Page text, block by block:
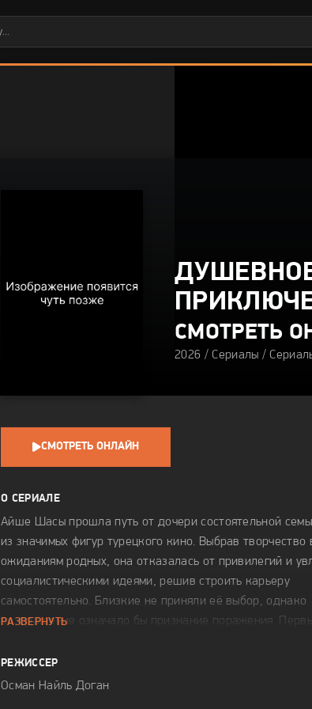
СМОТРЕТЬ
2026 /Сериалы /
СМОТРЕТЬ ОНЛАЙН
О СЕРИАЛЕ
Айше Шасы прошла путь от дочери состоятельной
из значимых фигур турецкого кино. Выбрав творчество
ожиданиям родных, она отказалась от привилегий и
социалистическими идеями, решив строить карьеру
самостоятельно. Близкие не приняли её выбор, однако
возвращение означало бы признание поражения.
независимый взгляд и внутреннюю свободу, ставшие
будущих работ.
РАЗВЕРНУТЬ
РЕЖИССЕР
Осман Найль Доган